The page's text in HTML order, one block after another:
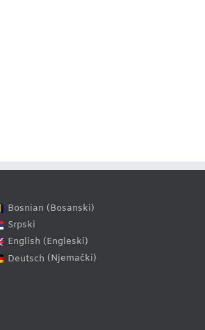
Bosnian (Bosanski)
Srpski
English (Engleski)
Deutsch (Njemački)